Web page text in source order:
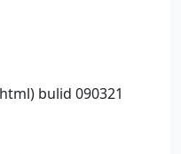
bulid 090321